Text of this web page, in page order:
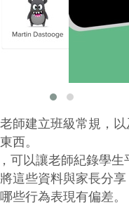
師建立班級常規，
西。
可以讓老師紀錄學生
這些資料與家長分
些行為表現有偏差。